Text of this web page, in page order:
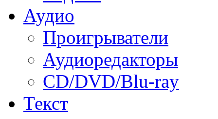
Аудио
Проигрыватели
Аудиоредакторы
CD/DVD/Blu-ray
Текст